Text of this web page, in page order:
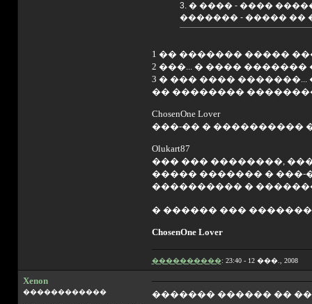
3. � ���� - ����
������� - ����� ��
1 �� ������� �����
2 ���... � ����
3 � ��� ���� �������...
�� ��������
ChosenOne Lover
���-�� � ����������
Olukart87
��� ��� ��������,
����� ������� �
���������� �
� ������ ���
ChosenOne Lover
����������: 23:40 - 12 ���., 2008
Xenon
������������ ������� ������ ��